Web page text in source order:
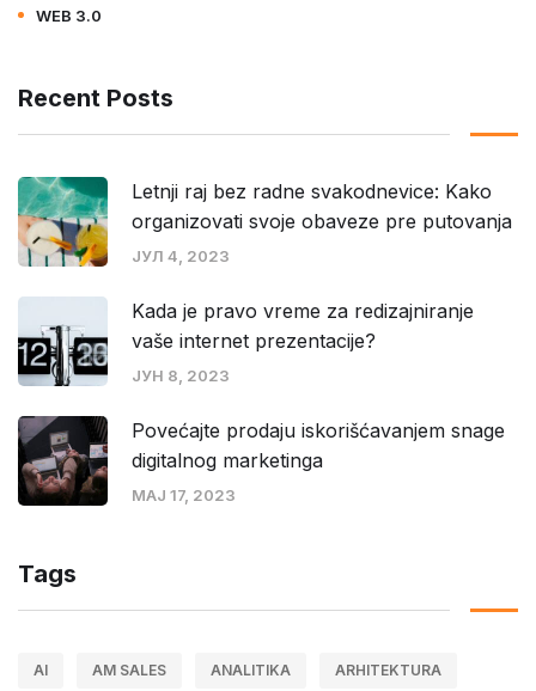
WEB 3.0
Recent Posts
Letnji raj bez radne svakodnevice: Kako
organizovati svoje obaveze pre putovanja
ЈУЛ 4, 2023
Kada je pravo vreme za redizajniranje
vaše internet prezentacije?
ЈУН 8, 2023
Povećajte prodaju iskorišćavanjem snage
digitalnog marketinga
МАЈ 17, 2023
Tags
AI AM SALES ANALITIKA ARHITEKTURA